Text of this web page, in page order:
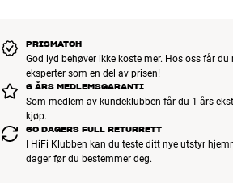
PRISMATCH
God lyd behøver ikke koste mer. Hos oss får
eksperter som en del av prisen!
6 ÅRS MEDLEMSGARANTI
Som medlem av kundeklubben får du 1 års
kjøp.
60 DAGERS FULL RETURRETT
I HiFi Klubben kan du teste ditt nye utstyr
dager før du bestemmer deg.